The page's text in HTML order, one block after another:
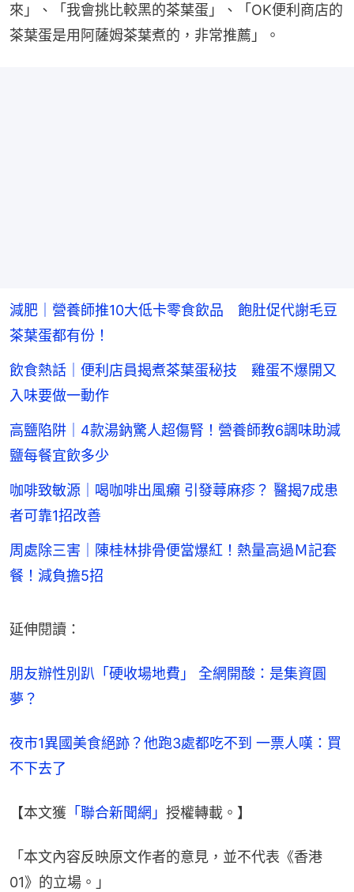
來」、「我會挑比較黑的茶葉蛋」、「OK便利商店的
茶葉蛋是用阿薩姆茶葉煮的，非常推薦」。
減肥｜營養師推10大低卡零食飲品 飽肚促代謝毛豆
茶葉蛋都有份！
飲食熱話｜便利店員揭煮茶葉蛋秘技 雞蛋不爆開又
入味要做一動作
高鹽陷阱｜4款湯鈉驚人超傷腎！營養師教6調味助減
鹽每餐宜飲多少
咖啡致敏源｜喝咖啡出風癩 引發蕁麻疹？ 醫揭7成患
者可靠1招改善
周處除三害｜陳桂林排骨便當爆紅！熱量高過Ｍ記套
餐！減負擔5招
延伸閱讀：
朋友辦性別趴「硬收場地費」 全網開酸：是集資圓
夢？
夜市1異國美食絕跡？他跑3處都吃不到 一票人嘆：買
不下去了
【本文獲 「聯合新聞網」 授權轉載。】
「本文內容反映原文作者的意見，並不代表《香港
01》的立場。」